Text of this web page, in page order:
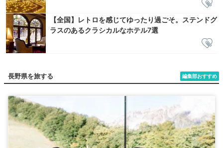
【全国】レトロを感じてゆったり過ごそ。ステンドグ
ラスのあるクラシカルなホテル7選
編集部おすすめ
長野県を旅する